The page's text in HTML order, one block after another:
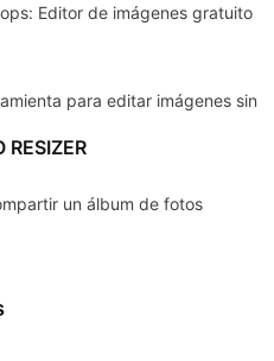
Editor de imágenes gratuito
para editar imágenes sin
RESIZER
un álbum de fotos